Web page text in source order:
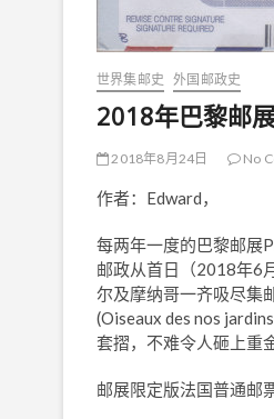
世界集邮史 外国邮政史
2018年巴黎邮
2018年8月24日 No
作者：Edward，
每两年一度的巴黎邮展
邮政从首日（2018年6
尔及摩纳哥一齐吸尽集
(Oiseaux des nos
套摺，不难令人砸上重金
邮展限定版法国普通邮